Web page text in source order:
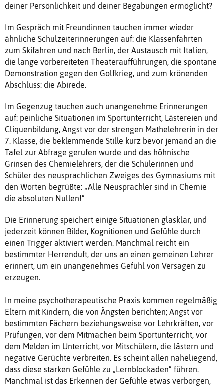
deiner Persönlichkeit und deiner Begabungen ermöglicht?
Im Gespräch mit Freundinnen tauchen immer wieder
ähnliche Schulzeiterinnerungen auf: die Klassenfahrten
zum Skifahren und nach Berlin, der Austausch mit Italien,
die lange vorbereiteten Theateraufführungen, die spontane
Demonstration gegen den Golfkrieg, und zum krönenden
Abschluss: die Abirede.
Im Gegenzug tauchen auch unangenehme Erinnerungen
auf: peinliche Situationen im Sportunterricht, Lästereien und
Cliquenbildung, Angst vor der strengen Mathelehrerin in der
7. Klasse, die beklemmende Stille kurz bevor jemand an die
Tafel zur Abfrage gerufen wurde und das höhnische
Grinsen des Chemielehrers, der die Schülerinnen und
Schüler des neusprachlichen Zweiges des Gymnasiums mit
den Worten begrüßte: „Alle Neusprachler sind in Chemie
die absoluten Nullen!“
Die Erinnerung speichert einige Situationen glasklar, und
jederzeit können Bilder, Kognitionen und Gefühle durch
einen Trigger aktiviert werden. Manchmal reicht ein
bestimmter Herrenduft, der uns an einen gemeinen Lehrer
erinnert, um ein unangenehmes Gefühl von Versagen zu
erzeugen.
In meine psychotherapeutische Praxis kommen regelmäßig
Eltern mit Kindern, die von Ängsten berichten; Angst vor
bestimmten Fächern beziehungsweise vor Lehrkräften, vor
Prüfungen, vor dem Mitmachen beim Sportunterricht, vor
dem Melden im Unterricht, vor Mitschülern, die lästern und
negative Gerüchte verbreiten. Es scheint allen naheliegend,
dass diese starken Gefühle zu „Lernblockaden“ führen.
Manchmal ist das Erkennen der Gefühle etwas verborgen,